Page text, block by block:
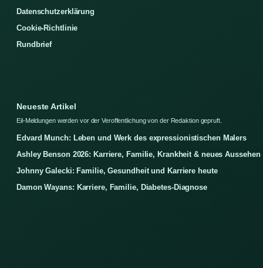
Datenschutzerklärung
Cookie-Richtlinie
Rundbrief
Neueste Artikel
Eil-Meldungen werden vor der Veroffentlichung von der Redaktion gepruft.
Edvard Munch: Leben und Werk des expressionistischen Malers
Ashley Benson 2026: Karriere, Familie, Krankheit & neues Aussehen
Johnny Galecki: Familie, Gesundheit und Karriere heute
Damon Wayans: Karriere, Familie, Diabetes-Diagnose